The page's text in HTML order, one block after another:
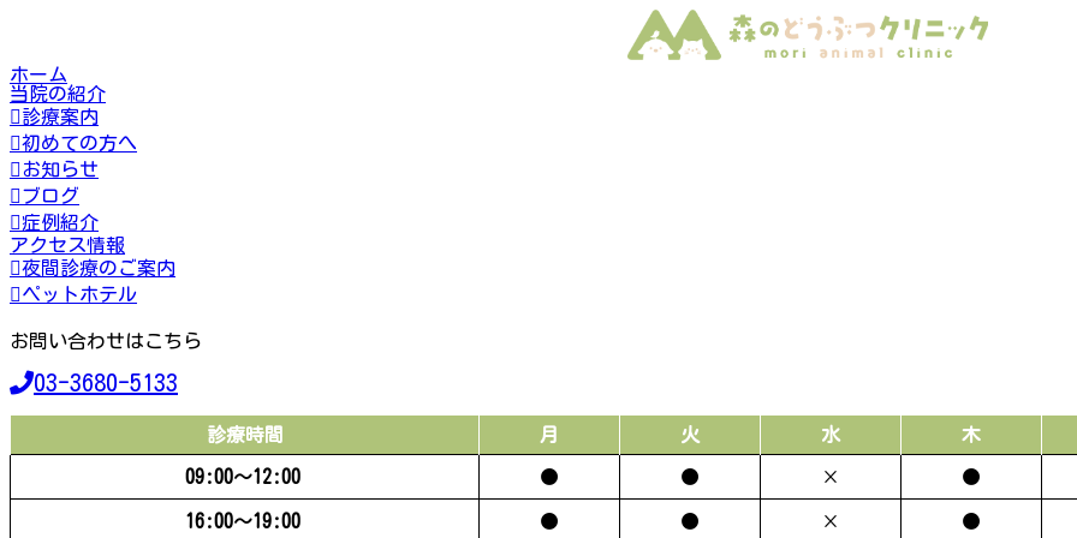
ホーム
当院の紹介
診療案内
初めての方へ
お知らせ
ブログ
症例紹介
アクセス情報
夜間診療のご案内
ペットホテル
お問い合わせはこちら
03-3680-5133
診療時間 月 火 水 木
09:00〜12:00 ● ● × ●
16:00〜19:00 ● ● × ●